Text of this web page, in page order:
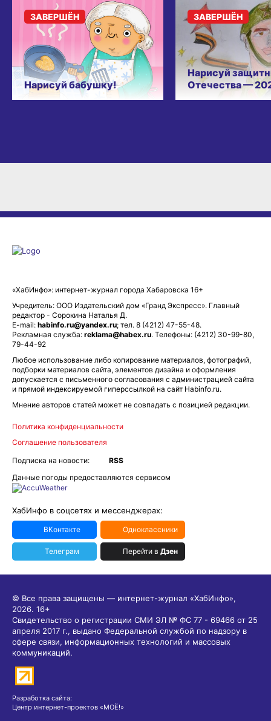
Нарисуй бабушку!
ЗАВЕРШЁН
Нарисуй
Отечества —
ЗАВЕРШЁН
«ХабИнфо»: интернет-журнал города Хабаровска 16+
Учредитель: ООО Издательский дом «Гранд Экспресс». Главный
редактор - Сорокина Наталья Д.
E-mail: habinfo.ru@yandex.ru; тел. 8 (4212) 47-55-48.
Рекламная служба: reklama@habex.ru. Телефоны: (4212) 30-99-80,
79-44-92
Любое использование либо копирование материалов, фотографий,
подборки материалов сайта, элементов дизайна и оформления
допускается с письменного согласования с администрацией сайта
и прямой индексируемой гиперссылкой на сайт Habinfo.ru.
Мнение авторов статей может не совпадать с позицией редакции.
Политика конфиденциальности
Соглашение пользователя
Подписка на новости:
RSS
Данные погоды предоставляются сервисом
ХабИнфо в соцсетях и мессенджерах:
ВКонтакте Одноклассники
Телеграм Перейти в Дзен
© Все права защищены — интернет-журнал «ХабИнфо»,
2026. 16+
Свидетельство о регистрации СМИ ЭЛ № ФС 77 - 69466 от 25
апреля 2017 г., выдано Федеральной службой по надзору в
сфере связи, информационных технологий и массовых
коммуникаций.
Разработка сайта:
Центр интернет-проектов «МОЁ!»